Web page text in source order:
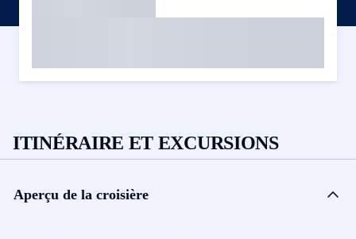
ITINÉRAIRE ET EXCURSIONS
Aperçu de la croisière